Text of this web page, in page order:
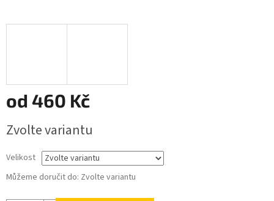
od 460 Kč
cena:
Zvolte variantu
Velikost
Můžeme doručit do: Zvolte variantu